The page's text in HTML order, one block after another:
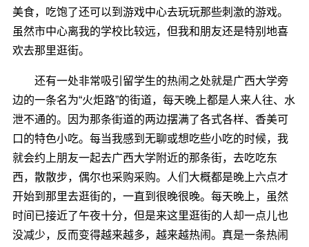
美食，吃饱了还可以到游戏中心去玩玩那些刺激的游戏。
虽然市中心离我的学校比较远，但我和朋友还是特别地喜
欢去那里逛街。
还有一处非常吸引留学生的热闹之处就是广西大学旁
边的一条名为“火炬路”的街道，每天晚上都是人来人往、水
泄不通的。因为那条街道的两边摆满了各式各样、香美可
口的特色小吃。每当我感到无聊或想吃些小吃的时候，我
就会约上朋友一起去广西大学附近的那条街，去吃吃东
西，散散步，偶尔也采购采购。人们大概都是晚上六点才
开始到那里去逛街的，一直到很晚很晚。每天晚上，虽然
时间已接近了午夜十分，但是来这里逛街的人却一点儿也
没减少，反而变得越来越多，越来越热闹。真是一条热闹